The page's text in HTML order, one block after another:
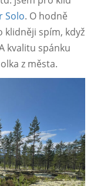
Solo. O hodně
klidněji spím, když
kvalitu spánku
z města.